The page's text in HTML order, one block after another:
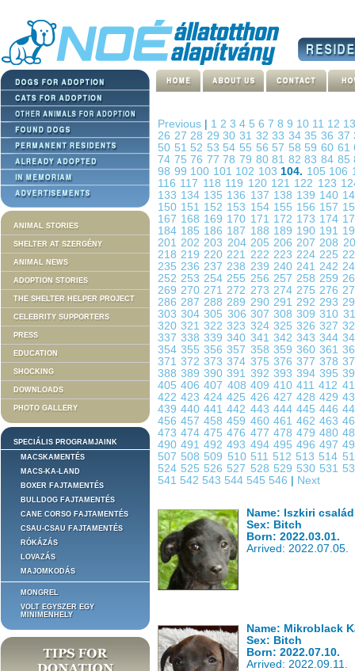
ANIMAL STORIES
SHELTER AT SZERGÉNY
ANIMAL NEWS
ADOPTION STORIES
THE SHELTER HELPER PROJECT
CELEBRITY SUPPORTERS
PRESS
EDUCATION
SHOCKING
DOWNLOADS
PHOTO GALLERY
SPECIÁLIS PROGRAMJAINK
MACSKAMENTÉS
MACS-KA-LAND
BOXER FAJTAMENTÉS
BULLDOG FAJTAMENTÉS
CANE CORSO FAJTAMENTÉS
CSAU-CSAU FAJTAMENTÉS
RÓKÁZÁS
LOVAZÁS
MAJOMKODÁS
MONGREL
VOLT EGYSZER EGY
MINIMENHELY
Previous 1 2 3 4 5 6 7 8 9 10 11 12
26 2728 293031 3233 343536 37
50 51 52 53 54 55 56 57 58 5960 61
74 7576 777879 8081 828384 85
98 99 100 101 102 103104. 105 106
116 117 118 119 120 121 122 123
133 134 135 136 137 138 139 140
150 151 152 153 154 155 156 157
167 168 169 170 171 172 173 174
184 185 186 187 188 189 190 191
201202203 204 205 206207208
218219220221 222 223 224 225
235236237238 239 240 241 242
252253254255 256 257 258 259
269270271272 273 274 275 276
286287288289 290 291 292 293
303304305 306 307 308309310
320321322323 324 325 326 327
337338339340 341 342 343 344
354355356357 358 359 360 361
371372373374 375 376 377 378
388389390391 392 393 394 395
405406407 408 409 410411412
422423424425 426 427 428 429
439440441442 443 444 445 446
456457458459 460 461 462 463
473474475476 477 478 479 480
490491492493 494 495 496 497
507 508 509 510 511 512 513 514
524 525 526 527 528 529 530 531
541 542 543 544 545 546 Next
Name: Iszkiri
Sex: Bitch
Born: 2022.03.01.
Arrived: 2022.07.05.
Name: Mikroblack
Sex: Bitch
Born: 2022.07.10.
Arrived: 2022.09.11.